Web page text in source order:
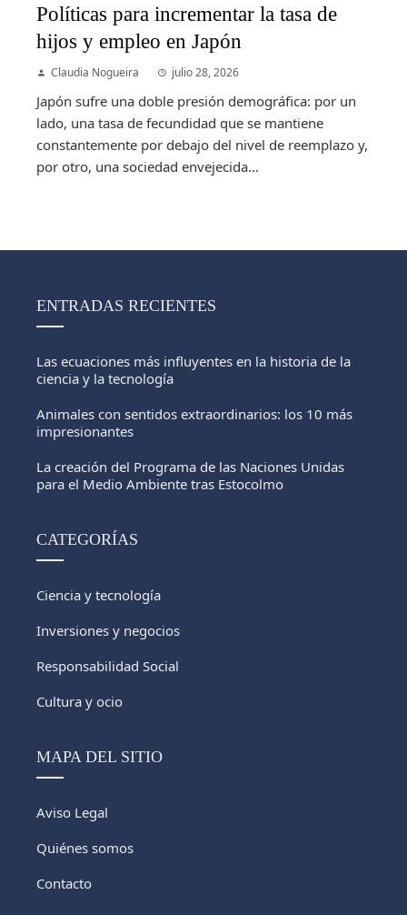
Políticas para incrementar la tasa de
hijos y empleo en Japón
Claudia Nogueira julio 28, 2026
Japón sufre una doble presión demográfica: por un
lado, una tasa de fecundidad que se mantiene
constantemente por debajo del nivel de reemplazo y,
por otro, una sociedad envejecida...
ENTRADAS RECIENTES
Las ecuaciones más influyentes en la historia de la
ciencia y la tecnología
Animales con sentidos extraordinarios: los 10 más
impresionantes
La creación del Programa de las Naciones Unidas
para el Medio Ambiente tras Estocolmo
CATEGORÍAS
Ciencia y tecnología
Inversiones y negocios
Responsabilidad Social
Cultura y ocio
MAPA DEL SITIO
Aviso Legal
Quiénes somos
Contacto